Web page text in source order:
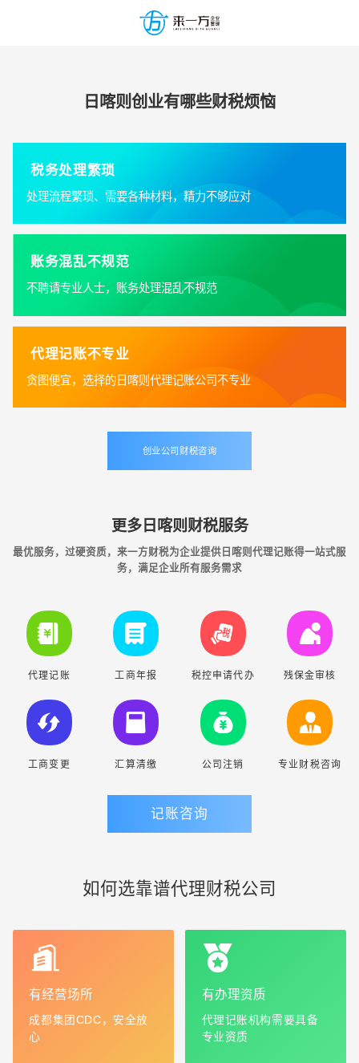
日喀则创业有哪些财税烦恼
税务处理繁琐
处理流程繁琐、需要各种材料，精力不够应对
账务混乱不规范
不聘请专业人士，账务处理混乱不规范
代理记账不专业
贪图便宜，选择的日喀则代理记账公司不专业
创业公司财税咨询
更多日喀则财税服务
最优服务，过硬资质，来一方财税为企业提供日喀则代理记账得一站式服
务，满足企业所有服务需求
代理记账 工商年报 税控申请代办 残保金审核
工商变更 汇算清缴 公司注销 专业财税咨询
记账咨询
如何选靠谱代理财税公司
有经营场所
成都集团CDC，安全放
心
有办理资质
代理记账机构需要具备
专业资质